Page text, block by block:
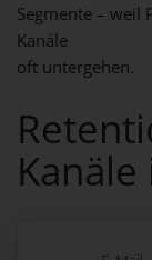
Segmente – weil
Kanäle
oft untergehen.